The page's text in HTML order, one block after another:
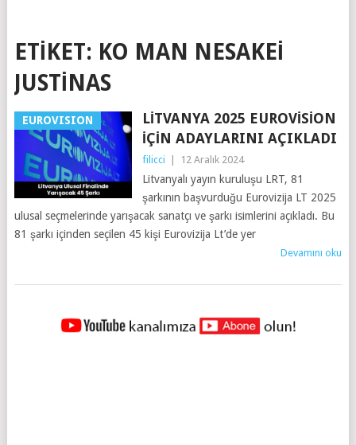
ETIKET: KO MAN NESAKEI
JUSTINAS
EUROVISION
LITVANYA 2025 EUROVISION
IÇIN ADAYLARINI AÇIKLADI
filicci 12 Aralık 2024
Litvanyalı yayın kuruluşu LRT, 81
şarkının başvurduğu Eurovizija LT 2025
ulusal seçmelerinde yarışacak sanatçı ve şarkı isimlerini açıkladı. Bu
81 şarkı içinden seçilen 45 kişi Eurovizija Lt’de yer
Devamını oku
YAZILAR